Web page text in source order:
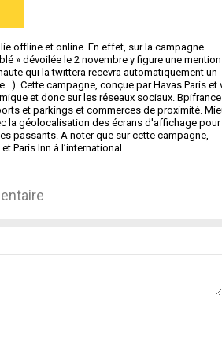
offline et online. En effet, sur la campagne
» dévoilée le 2 novembre y figure une mention
qui la twittera recevra automatiquement un
Cette campagne, conçue par Havas Paris et
et donc sur les réseaux sociaux. Bpifrance
et parkings et commerces de proximité.
la géolocalisation des écrans d'affichage pour
passants. A noter que sur cette campagne,
Paris Inn à l’international.